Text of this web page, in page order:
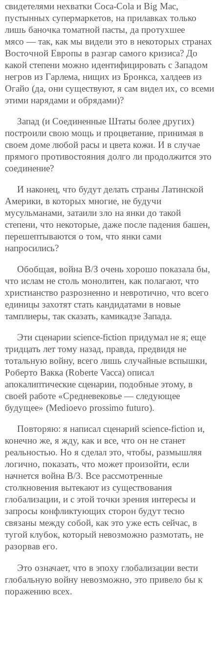
свидетелями нехватки Coca-Cola и Big Mac,
пустынных супермаркетов, на прилавках только
лишь баночка томатной пасты, да протухшее
мясо — так, как мы видели это в некоторых странах
Восточной Европы в разгар самого кризиса? До
какой степени можно идентифицировать с Западом
негров из Гарлема, нищих из Бронкса, халдеев из
Огайо (да, они существуют, я сам видел их, со всеми
этими нарядами и обрядами)?
Запад (и Соединенные Штаты более других)
построили свою мощь и процветание, принимая в
своем доме любой расы и цвета кожи. И в случае
прямого противостояния долго ли продолжится это
соединение?
И наконец, что будут делать страны Латинской
Америки, в которых многие, не будучи
мусульманами, затаили зло на янки до такой
степени, что некоторые, даже после падения башен,
перешептываются о том, что янки сами
напросились?
Обобщая, война В/З очень хорошо показала бы,
что ислам не столь монолитен, как полагают, что
христианство разрозненно и невротично, что всего
единицы захотят стать кандидатами в новые
тамплиеры, так сказать, камикадзе Запада.
Эти сценарии science-fiction придумал не я; еще
тридцать лет тому назад, правда, предвидя не
тотальную войну, всего лишь случайные вспышки,
Роберто Вакка (Roberte Vacca) описал
апокалиптические сценарии, подобные этому, в
своей работе «Средневековье — следующее
будущее» (Medioevo prossimo futuro).
Повторяю: я написал сценарий science-fiction и,
конечно же, я жду, как и все, что он не станет
реальностью. Но я сделал это, чтобы, размышляя
логично, показать, что может произойти, если
начнется война В/3. Все рассмотренные
столкновения вытекают из существования
глобализации, и с этой точки зрения интересы и
запросы конфликтующих сторон будут тесно
связаны между собой, как это уже есть сейчас, в
тугой клубок, который невозможно размотать, не
разорвав его.
Это означает, что в эпоху глобализации вести
глобальную войну невозможно, это привело бы к
поражению всех.